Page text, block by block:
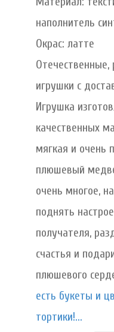
наполнитель
Окрас: латте
Отечественные,
игрушки с
Игрушка
качественных
мягкая и очень
плюшевый
очень многое,
поднять
получателя,
счастья и
плюшевого
есть букеты и
тортики!...